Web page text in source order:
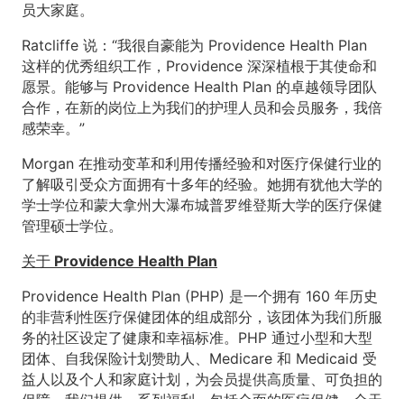
员大家庭。
Ratcliffe 说：“我很自豪能为 Providence Health Plan
这样的优秀组织工作，Providence 深深植根于其使命和
愿景。能够与 Providence Health Plan 的卓越领导团队
合作，在新的岗位上为我们的护理人员和会员服务，我倍
感荣幸。”
Morgan 在推动变革和利用传播经验和对医疗保健行业的
了解吸引受众方面拥有十多年的经验。她拥有犹他大学的
学士学位和蒙大拿州大瀑布城普罗维登斯大学的医疗保健
管理硕士学位。
关于 Providence Health Plan
Providence Health Plan (PHP) 是一个拥有 160 年历史
的非营利性医疗保健团体的组成部分，该团体为我们所服
务的社区设定了健康和幸福标准。PHP 通过小型和大型
团体、自我保险计划赞助人、Medicare 和 Medicaid 受
益人以及个人和家庭计划，为会员提供高质量、可负担的